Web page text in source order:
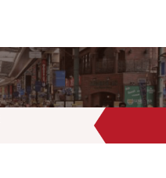
3月11日(土) #早稲田大学 大